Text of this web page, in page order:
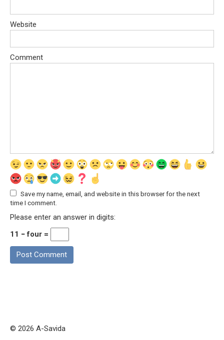
Website
Comment
Save my name, email, and website in this browser for the next
time I comment.
Please enter an answer in digits:
11 − four =
© 2026 A-Savida